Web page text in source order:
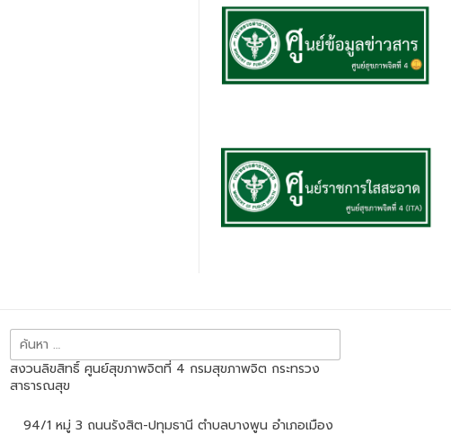
ค้นหา
สำหรับ:
สงวนลิขสิทธิ์ ศูนย์สุขภาพจิตที่ 4 กรมสุขภาพจิต กระทรวง
สาธารณสุข
94/1 หมู่ 3 ถนนรังสิต-ปทุมธานี ตำบลบางพูน อำเภอเมือง